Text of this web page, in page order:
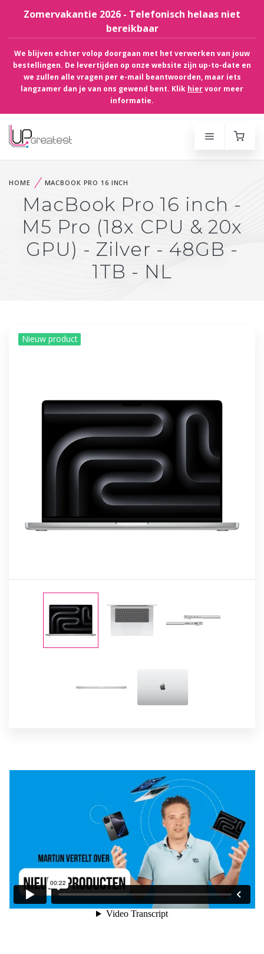
Zomervakantie 2026 - Telefonisch helaas niet
bereikbaar
We blijven echter volop doorgaan met het verwerken van jouw
bestellingen. De levertijden op onze website zijn up-to-date en
we zullen alle vragen per e-mail beantwoorden, maar iets
langzamer dan je van ons gewend bent. Klik hiervoor meer
informatie.
HOME MACBOOK PRO 16 INCH
MacBook Pro 16 inch -
M5 Pro (18x CPU & 20x
GPU) - Zilver - 48GB -
1TB - NL
Nieuw product